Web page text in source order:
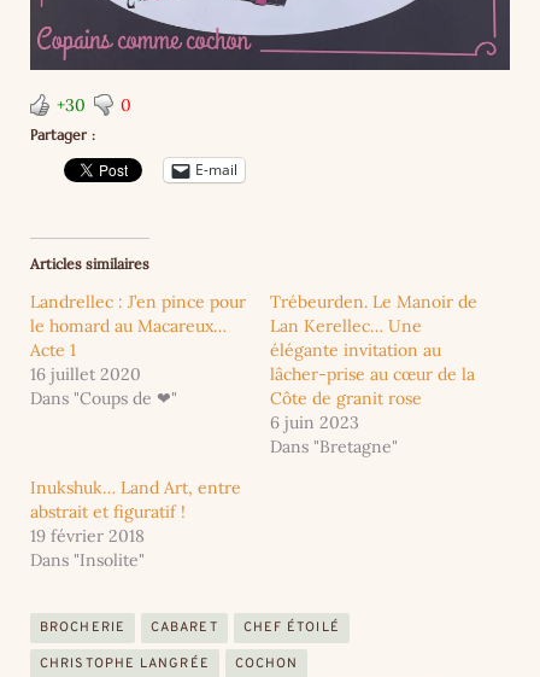
+30 0
Partager :
E-mail
Articles similaires
Landrellec : J’en pince pour
le homard au Macareux…
Acte 1
16 juillet 2020
Dans "Coups de ❤"
Trébeurden. Le Manoir de
Lan Kerellec… Une
élégante invitation au
lâcher-prise au cœur de la
Côte de granit rose
6 juin 2023
Dans "Bretagne"
Inukshuk… Land Art, entre
abstrait et figuratif !
19 février 2018
Dans "Insolite"
BROCHERIE CABARET CHEF ÉTOILÉ
CHRISTOPHE LANGRÉE COCHON